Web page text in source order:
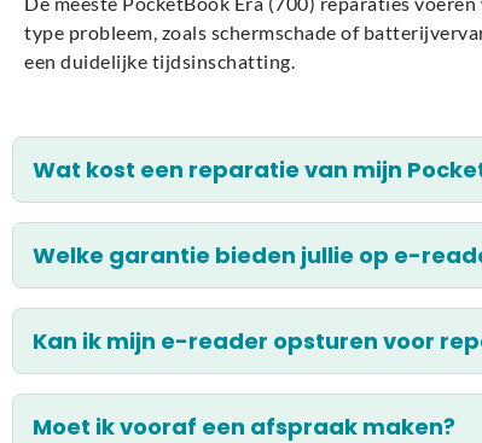
type probleem, zoals schermschade of
een duidelijke tijdsinschatting.
Wat kost een reparatie van mijn
Welke garantie bieden jullie op e-
Kan ik mijn e-reader opsturen voor
Moet ik vooraf een afspraak maken?